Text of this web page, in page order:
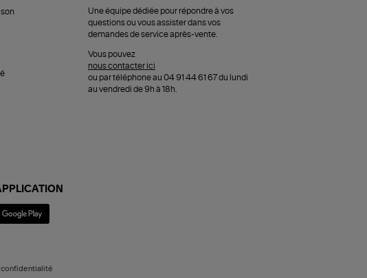
Une équipe dédiée pour répondre à vos
questions ou vous assister dans vos
demandes de service après-vente.
Vous pouvez
nous contacter ici
ou par téléphone au 04 91 44 61 67 du lundi
au vendredi de 9h à 18h.
confidentialité